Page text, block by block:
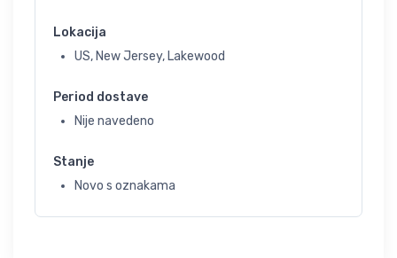
Lokacija
US, New Jersey, Lakewood
Period dostave
Nije navedeno
Stanje
Novo s oznakama